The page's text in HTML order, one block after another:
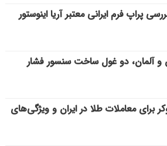
پراپ فرم ایرانی معتبر آریا اینوستور
و آلمان، دو غول ساخت سنسور فشار
برای معاملات طلا در ایران و ویژگی‌های